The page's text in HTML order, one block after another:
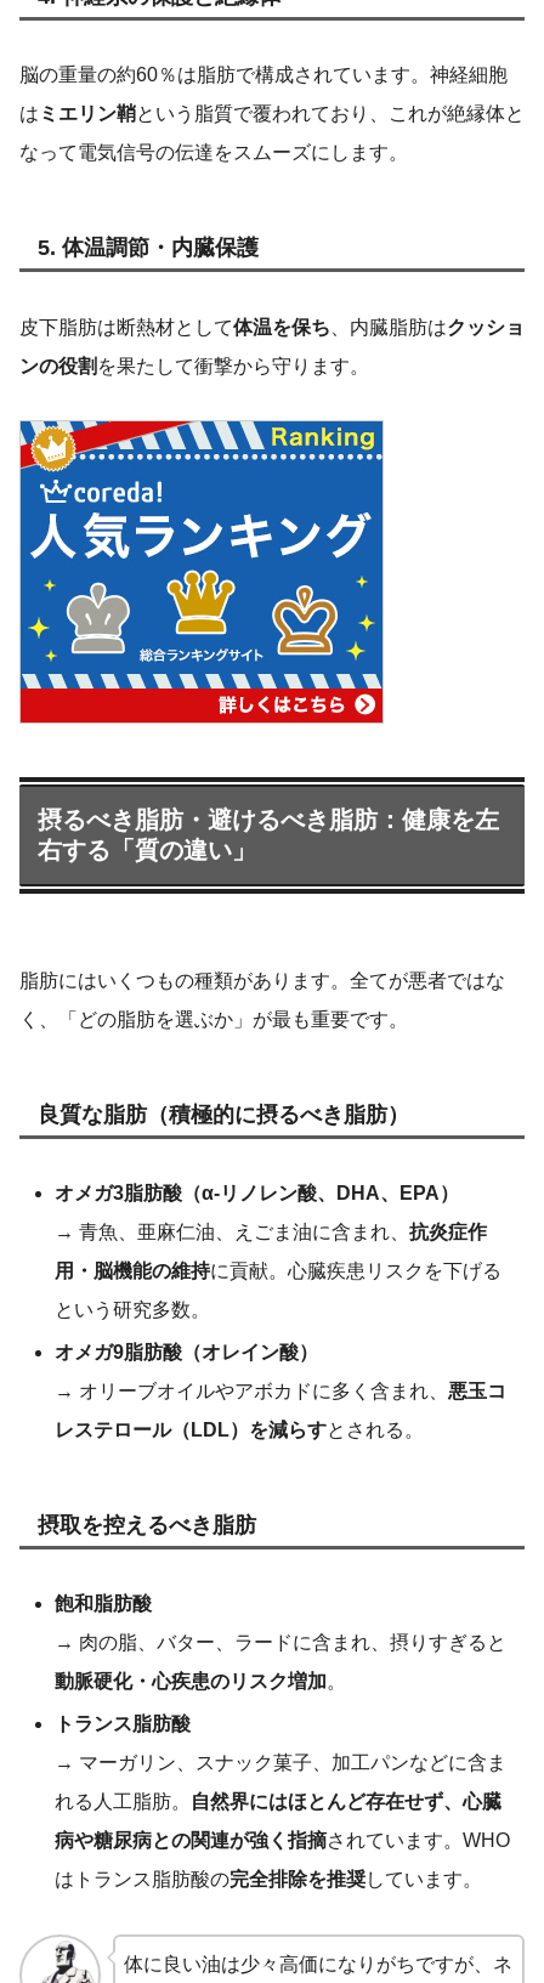
脳の重量の約60％は脂肪で構成されています。神経細胞
は ミエリン鞘という脂質で覆われており、これが絶縁体と
なって電気信号の伝達をスムーズにします。
5. 体温調節・内臓保護
皮下脂肪は断熱材として体温を保ち 、内臓脂肪はクッショ
ンの役割 を果たして衝撃から守ります。
摂るべき脂肪・避けるべき脂肪：健康を左
右する「質の違い」
脂肪にはいくつもの種類があります。全てが悪者ではな
く、「どの脂肪を選ぶか」が最も重要です。
良質な脂肪（積極的に摂るべき脂肪）
オメガ3脂肪酸（α-リノレン酸、DHA、EPA）
→ 青魚、亜麻仁油、えごま油に含まれ、抗炎症作
用・脳機能の維持に貢献。心臓疾患リスクを下げる
という研究多数。
オメガ9脂肪酸（オレイン酸）
→ オリーブオイルやアボカドに多く含まれ、 悪玉コ
レステロール（LDL）を減らすとされる。
摂取を控えるべき脂肪
飽和脂肪酸
→ 肉の脂、バター、ラードに含まれ、摂りすぎると
動脈硬化・心疾患のリスク増加。
トランス脂肪酸
→ マーガリン、スナック菓子、加工パンなどに含ま
れる人工脂肪。
自然界にはほとんど存在せず、心臓
病や糖尿病との関連が強く指摘されています。WHO
はトランス脂肪酸の完全排除を推奨しています。
体に良い油は少々高価になりがちですが、ネ